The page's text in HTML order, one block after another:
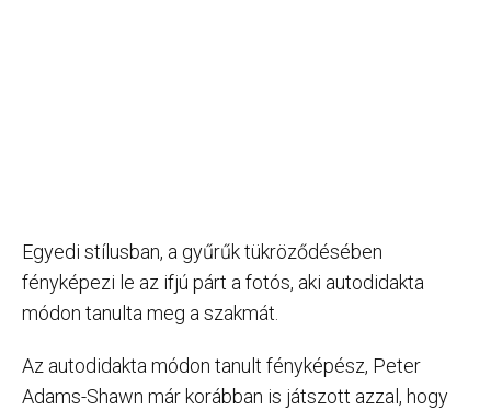
Egyedi stílusban, a gyűrűk tükröződésében
fényképezi le az ifjú párt a fotós, aki autodidakta
módon tanulta meg a szakmát.
Az autodidakta módon tanult fényképész, Peter
Adams-Shawn már korábban is játszott azzal, hogy